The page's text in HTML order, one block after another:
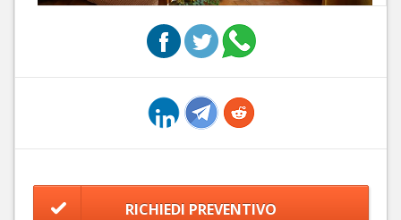
RICHIEDI PREVENTIVO